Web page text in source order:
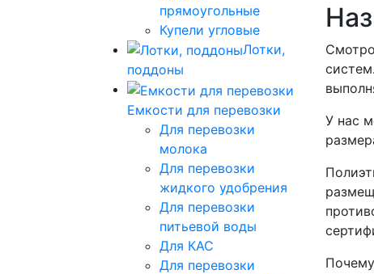
прямоугольные
Купели угловые
Лотки,
поддоны
Емкости для перевозки
Для перевозки
молока
Для перевозки
жидкого удобрения
Для перевозки
питьевой воды
Для КАС
Для перевозки
У нас